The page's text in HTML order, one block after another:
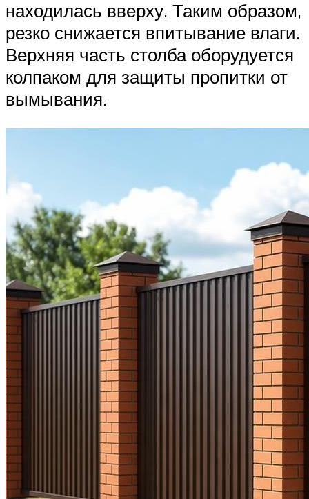
находилась вверху. Таким образом,
резко снижается впитывание влаги.
Верхняя часть столба оборудуется
колпаком для защиты пропитки от
вымывания.